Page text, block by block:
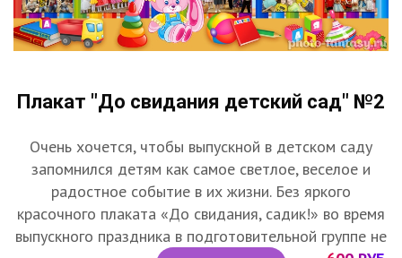
Плакат "До свидания детский сад" №2
Очень хочется, чтобы выпускной в детском саду
запомнился детям как самое светлое, веселое и
радостное событие в их жизни. Без яркого
красочного плаката «До свидания, садик!» во время
выпускного праздника в подготовительной группе не